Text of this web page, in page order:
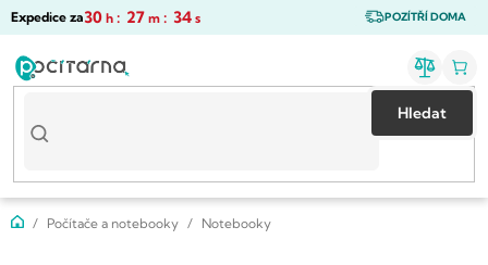
Přejít
POZÍTŘÍ DOMA
Expedice za30 h : 27 m : 34 s
Hledat
DomůPočítače a notebooky Notebooky